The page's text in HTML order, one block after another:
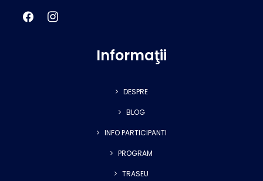
Informaţii
DESPRE
BLOG
INFO PARTICIPANTI
PROGRAM
TRASEU